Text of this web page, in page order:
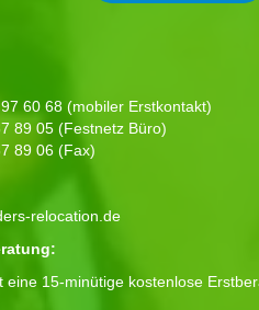
60 68 (mobiler Erstkontakt)
89 05 (Festnetz Büro)
89 06 (Fax)
relocation.de
eine 15-minütige kostenlose